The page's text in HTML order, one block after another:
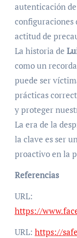
autenticación
configuraciones
actitud de
La historia de
como un
puede ser
prácticas
y proteger
La era de la
la clave es ser
proactivo en la
Referencias
URL:
https://
URL: https://